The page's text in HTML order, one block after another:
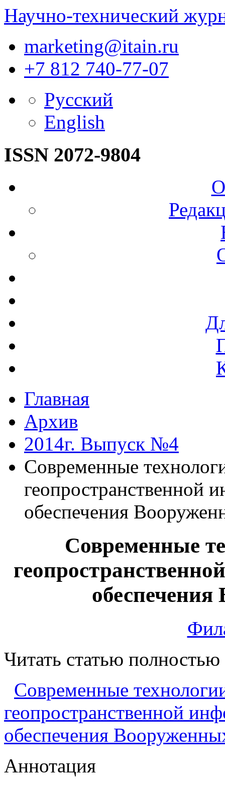
Научно-технический
marketing@itain.ru
+7 812 740-77-07
Русский
English
ISSN 2072-9804
Главная
Архив
2014г. Выпуск №4
Современные
геопространственной
обеспечения
Современные
Читать статью полностью
Современные
геопространственной
обеспечения
Аннотация